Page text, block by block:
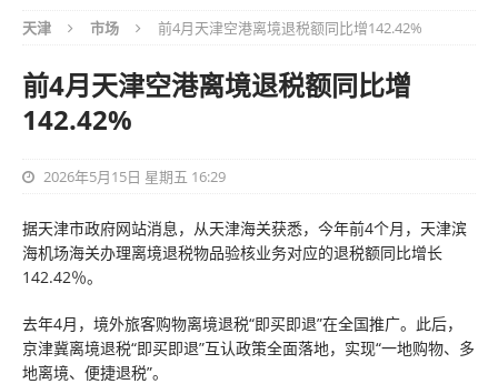
天津 市场 前4月天津空港离境退税额同比增142.42%
前4月天津空港离境退税额同比增
142.42%
2026年5月15日 星期五 16:29
据天津市政府网站消息，从天津海关获悉，今年前4个月，天津滨
海机场海关办理离境退税物品验核业务对应的退税额同比增长
142.42％。
去年4月，境外旅客购物离境退税“即买即退”在全国推广。此后，
京津冀离境退税“即买即退”互认政策全面落地，实现“一地购物、多
地离境、便捷退税”。